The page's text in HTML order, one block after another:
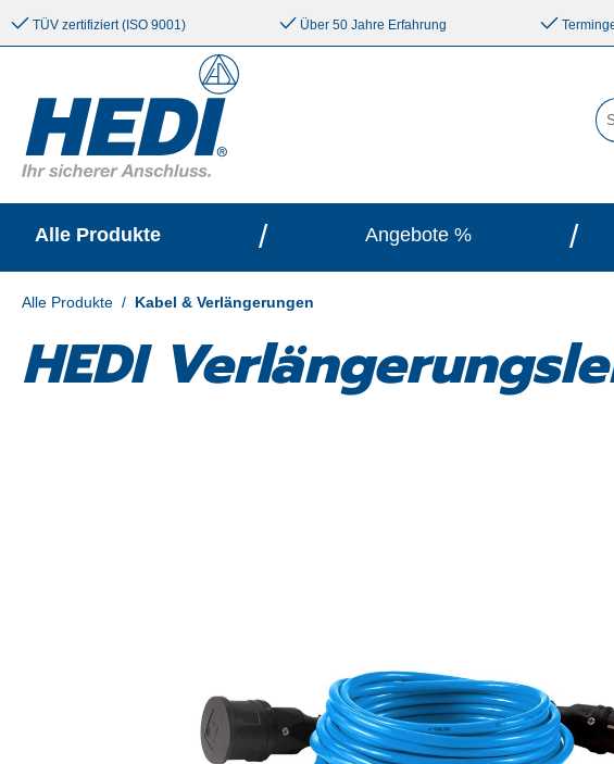
springen Zur Hauptnavigation springen
TÜV zertifiziert (ISO 9001) Über 50 Jahre Erfahrung
Alle Produkte / Angebote % /
Alle Produkte / Kabel & Verlängerungen
HEDI